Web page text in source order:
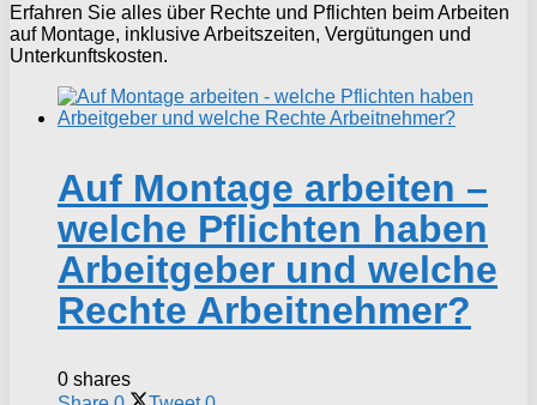
Erfahren Sie alles über Rechte und Pflichten beim Arbeiten
auf Montage, inklusive Arbeitszeiten, Vergütungen und
Unterkunftskosten.
Auf Montage arbeiten –
welche Pflichten haben
Arbeitgeber und welche
Rechte Arbeitnehmer?
0 shares